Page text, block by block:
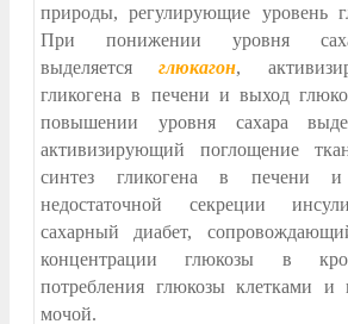
природы, регулирующие уровень
При понижении уровня
выделяетсяглюкагон,
гликогена в печени и выход
повышении уровня сахара
активизирующий поглощение
синтез гликогена в печени
недостаточной секреции
сахарный диабет,
концентрации глюкозы в
потребления глюкозы клетками и
мочой.